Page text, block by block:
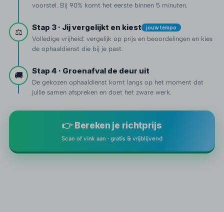
voorstel. Bij 90% komt het eerste binnen 5 minuten.
⚖️ Stap 3 · Jij vergelijkt en kiest jouw tempo
Volledige vrijheid: vergelijk op prijs en beoordelingen en kies
de ophaaldienst die bij je past.
🚚 Stap 4 · Groenafval de deur uit
De gekozen ophaaldienst komt langs op het moment dat
jullie samen afspreken en doet het zware werk.
👉 Bereken je richtprijs
Scan of vink aan · gratis & vrijblijvend